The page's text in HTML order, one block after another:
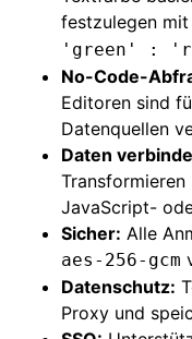
festzulegen mit
'green' :
No-Code-
Editoren sind
Datenquellen
Daten
JavaScript-
Sicher: Alle
aes-256-gcm
Datenschutz:
Proxy und